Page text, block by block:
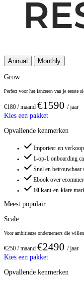
Annual Monthly
Grow
Perfect voor het lanceren van je eerste
€180 / maand €1590 / jaar
Kies een pakket
Opvallende kenmerken
Importeer en
1-op-1 onboarding
Snel en betrouwbaar
Ebook over
10 kant-en-klare
Meest populair
Scale
Voor ambitieuze ondernemers die
€250 / maand €2490 / jaar
Kies een pakket
Opvallende kenmerken